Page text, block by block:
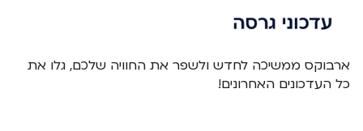
ארבוקס ממשיכה לחדש ולשפר את החוויה שלכם, גלו את
כל העדכונים האחרונים!